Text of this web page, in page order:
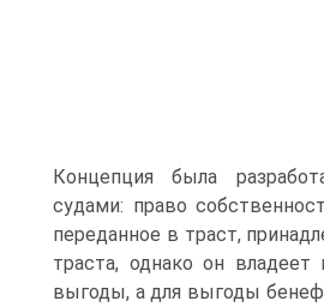
Концепция была
судами: право
переданное в траст,
траста, однако он
выгоды, а для выгоды